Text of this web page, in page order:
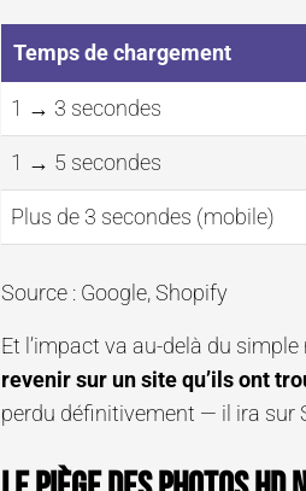
Temps de chargement
1 → 3 secondes
1 → 5 secondes
Plus de 3 secondes (mobile)
Source : Google, Shopify
Et l’impact va au-delà du simple
revenir sur un site qu’ils ont
perdu définitivement — il ira sur